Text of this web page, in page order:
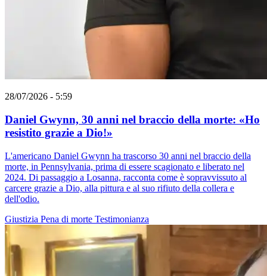
28/07/2026 - 5:59
Daniel Gwynn, 30 anni nel braccio della morte: «Ho
resistito grazie a Dio!»
L'americano Daniel Gwynn ha trascorso 30 anni nel braccio della
morte, in Pennsylvania, prima di essere scagionato e liberato nel
2024. Di passaggio a Losanna, racconta come è sopravvissuto al
carcere grazie a Dio, alla pittura e al suo rifiuto della collera e
dell'odio.
Giustizia Pena di morte Testimonianza